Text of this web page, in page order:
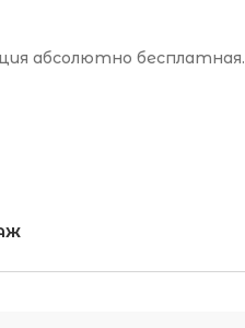
абсолютно бесплатная.